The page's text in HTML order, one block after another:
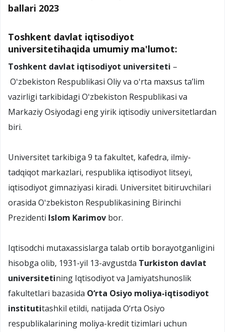
ballari 2023
Toshkent davlat iqtisodiyot
universitetihaqida umumiy ma'lumot:
Toshkent davlat iqtisodiyot universiteti –
Oʻzbekiston Respublikasi Oliy va oʻrta maxsus taʼlim
vazirligi tarkibidagi Oʻzbekiston Respublikasi va
Markaziy Osiyodagi eng yirik iqtisodiy universitetlardan
biri.
Universitet tarkibiga 9 ta fakultet, kafedra, ilmiy-
tadqiqot markazlari, respublika iqtisodiyot litseyi,
iqtisodiyot gimnaziyasi kiradi. Universitet bitiruvchilari
orasida Oʻzbekiston Respublikasining Birinchi
Prezidenti Islom Karimov bor.
Iqtisodchi mutaxassislarga talab ortib borayotganligini
hisobga olib, 1931-yil 13-avgustda Turkiston davlat
universitetining Iqtisodiyot va Jamiyatshunoslik
fakultetlari bazasida O‘rta Osiyo moliya-iqtisodiyot
institutitashkil etildi, natijada O‘rta Osiyo
respublikalarining moliya-kredit tizimlari uchun